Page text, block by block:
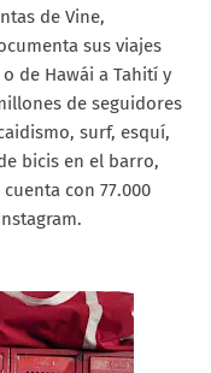
de Vine,
sus viajes
de Hawái a Tahití y
de seguidores
surf, esquí,
bicis en el barro,
con 77.000